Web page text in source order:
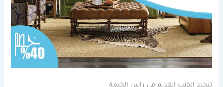
تنجيد الكنب القديم في راس الخيمة